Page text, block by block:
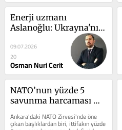
Enerji uzmanı
Aslanoğlu: Ukrayna'nın
doğalgaz akışının
kesilmesi Türkiye’nin
arz dengesini bozar
09.07.2026
20
Osman Nuri Cerit
NATO’nun yüzde 5
savunma harcaması
Ankara'daki NATO Zirvesi'nde öne
çıkan başlıklardan biri, ittifakın yüzde